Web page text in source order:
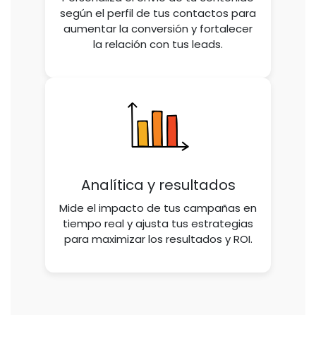
según el perfil de tus contactos para
aumentar la conversión y fortalecer
la relación con tus leads.
Analítica y resultados
Mide el impacto de tus campañas en
tiempo real y ajusta tus estrategias
para maximizar los resultados y ROI.